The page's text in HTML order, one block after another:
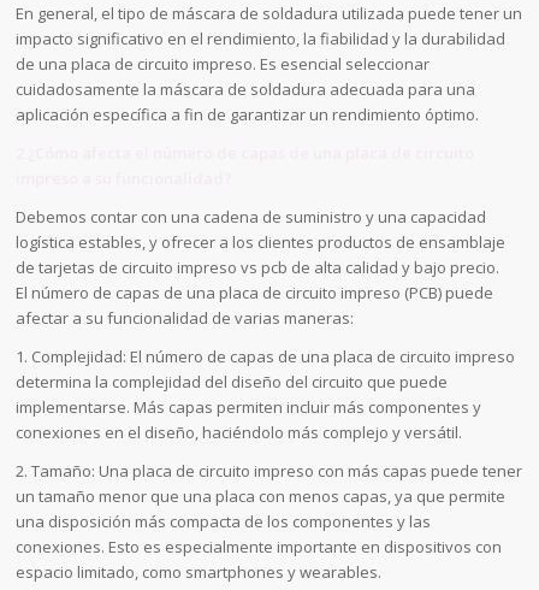
En general, el tipo de máscara de soldadura utilizada puede tener un
impacto significativo en el rendimiento, la fiabilidad y la durabilidad
de una placa de circuito impreso. Es esencial seleccionar
cuidadosamente la máscara de soldadura adecuada para una
aplicación específica a fin de garantizar un rendimiento óptimo.
Debemos contar con una cadena de suministro y una capacidad
logística estables, y ofrecer a los clientes productos de ensamblaje
de tarjetas de circuito impreso vs pcb de alta calidad y bajo precio.
El número de capas de una placa de circuito impreso (PCB) puede
afectar a su funcionalidad de varias maneras:
1. Complejidad: El número de capas de una placa de circuito impreso
determina la complejidad del diseño del circuito que puede
implementarse. Más capas permiten incluir más componentes y
conexiones en el diseño, haciéndolo más complejo y versátil.
2. Tamaño: Una placa de circuito impreso con más capas puede tener
un tamaño menor que una placa con menos capas, ya que permite
una disposición más compacta de los componentes y las
conexiones. Esto es especialmente importante en dispositivos con
espacio limitado, como smartphones y wearables.